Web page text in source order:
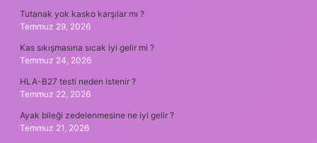
Tutanak yok kasko karşılar mı ?
Temmuz 29, 2026
Kas sıkışmasına sıcak iyi gelir mi ?
Temmuz 24, 2026
HLA-B27 testi neden istenir ?
Temmuz 22, 2026
Ayak bileği zedelenmesine ne iyi gelir ?
Temmuz 21, 2026